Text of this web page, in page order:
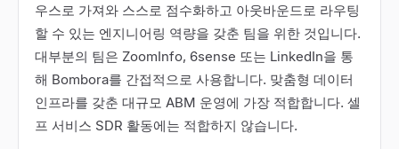
우스로 가져와 스스로 점수화하고 아웃바운드로 라우팅
할 수 있는 엔지니어링 역량을 갖춘 팀을 위한 것입니다.
대부분의 팀은 ZoomInfo, 6sense 또는 LinkedIn을 통
해 Bombora를 간접적으로 사용합니다. 맞춤형 데이터
인프라를 갖춘 대규모 ABM 운영에 가장 적합합니다. 셀
프 서비스 SDR 활동에는 적합하지 않습니다.